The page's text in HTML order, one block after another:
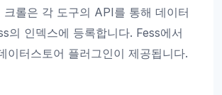
크롤은 각 도구의 API를 통해 데이터
의 인덱스에 등록합니다. Fess에서
이터스토어 플러그인이 제공됩니다.